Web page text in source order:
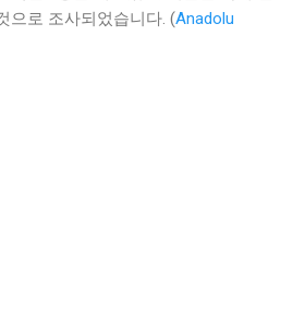
으로 조사되었습니다. (Anadolu